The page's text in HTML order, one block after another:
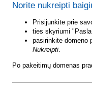
Norite nukreipti
Prisijunkite prie
ties skyriumi
pasirinkite domeno
Nukreipti.
Po pakeitimų domenas